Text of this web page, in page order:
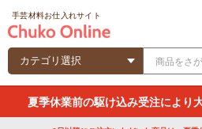
手芸材料お仕入れサイト
夏季休業前の駆け込み受注により